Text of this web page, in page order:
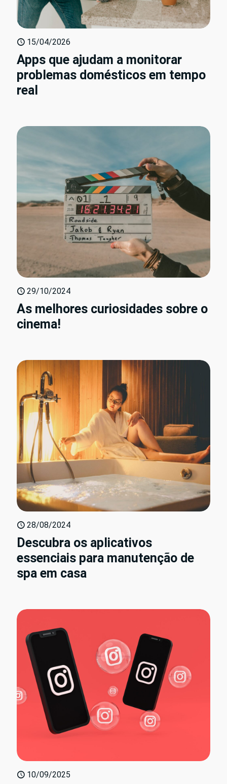
15/04/2026
Apps que ajudam a monitorar
problemas domésticos em tempo
real
29/10/2024
As melhores curiosidades sobre o
cinema!
28/08/2024
Descubra os aplicativos
essenciais para manutenção de
spa em casa
10/09/2025